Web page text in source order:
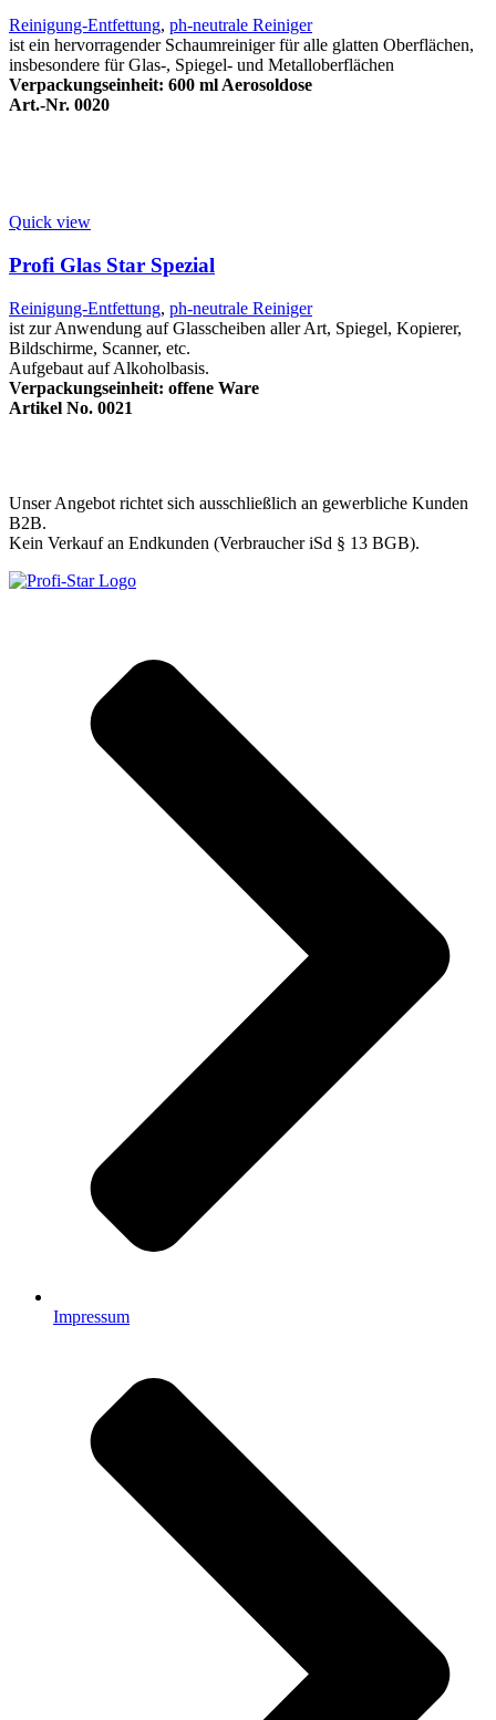
Reinigung-Entfettung, ph-neutrale Reiniger
ist ein hervorragender Schaumreiniger für alle glatten Oberflächen,
insbesondere für Glas-, Spiegel- und Metalloberflächen
Verpackungseinheit: 600 ml Aerosoldose
Art.-Nr. 0020
Quick view
Profi Glas Star Spezial
Reinigung-Entfettung, ph-neutrale Reiniger
ist zur Anwendung auf Glasscheiben aller Art, Spiegel, Kopierer,
Bildschirme, Scanner, etc.
Aufgebaut auf Alkoholbasis.
Verpackungseinheit: offene Ware
Artikel No. 0021
Unser Angebot richtet sich ausschließlich an gewerbliche Kunden
B2B.
Kein Verkauf an Endkunden (Verbraucher iSd § 13 BGB).
Impressum